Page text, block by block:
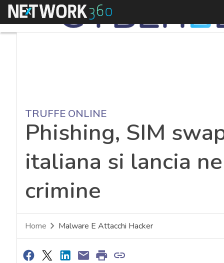
Menu
TRUFFE ONLINE
Phishing, SIM
italiana si lancia
crimine
Home Malware E Attacchi Hacker